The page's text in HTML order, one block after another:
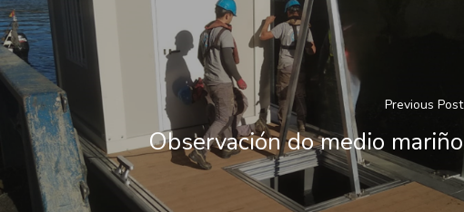
Previous Post
Observación do medio mariño